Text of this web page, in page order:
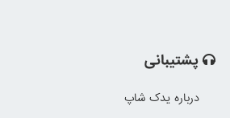
پشتیبانی
درباره یدک شاپ